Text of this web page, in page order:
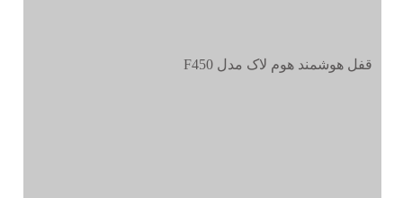
قفل هوشمند هوم لاک مدل F450